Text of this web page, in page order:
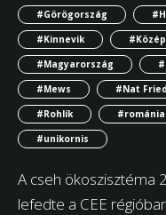
#Görögország
#Kinnevik
#Magyarország
#Mews
#Nat
#Rohlík
#románia
#unikornis
A cseh ökoszisztéma
lefedte a CEE